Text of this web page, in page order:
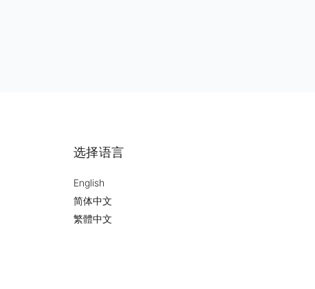
选择语言
English
简体中文
繁體中文